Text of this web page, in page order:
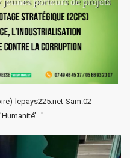
lepays225.net-Sam.02